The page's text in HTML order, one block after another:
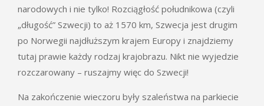
narodowych i nie tylko! Rozciągłość południkowa (czyli
„długość” Szwecji) to aż 1570 km, Szwecja jest drugim
po Norwegii najdłuższym krajem Europy i znajdziemy
tutaj prawie każdy rodzaj krajobrazu. Nikt nie wyjedzie
rozczarowany – ruszajmy więc do Szwecji!
Na zakończenie wieczoru były szaleństwa na parkiecie